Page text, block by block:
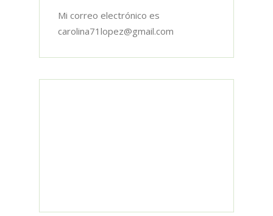
Mi correo electrónico es
carolina71lopez@gmail.com